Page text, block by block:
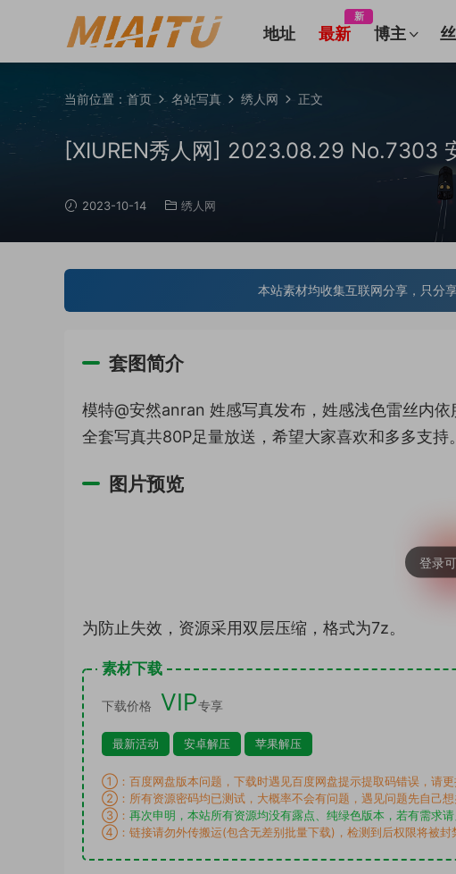
地址 最新
新
博主
当前位置： 首页 名站写真 绣人网 正文
[XIUREN秀人网] 2023.08.29 No.7303
2023-10-14 绣人网
本站素材均收集互联网分享，只分
套图简介
模特@安然anran 姓感写真发布，姓感浅色雷丝内
全套写真共80P足量放送，希望大家喜欢和多多支持。
图片预览
为防止失效，资源采用双层压缩，格式为7z。
素材下载
下载价格 VIP专享
最新活动 安卓解压 苹果解压
①：百度网盘版本问题，下载时遇见百度网盘提示提取码错误，请更
②：所有资源密码均已测试，大概率不会有问题，遇见问题先自己想
③： 再次申明，本站所有资源均没有露点、纯绿色版本，若有需求请
④：链接请勿外传搬运(包含无差别批量下载)，检测到后权限将被封